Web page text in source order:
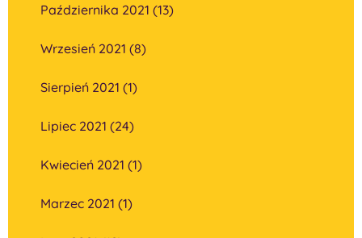
Października 2021 (13)
Wrzesień 2021 (8)
Sierpień 2021 (1)
Lipiec 2021 (24)
Kwiecień 2021 (1)
Marzec 2021 (1)